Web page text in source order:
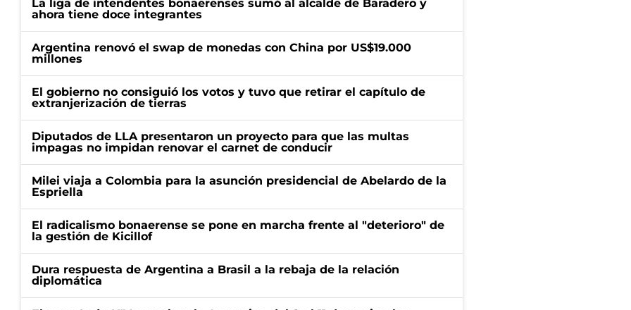
La liga de intendentes bonaerenses sumó al alcalde de Baradero y
ahora tiene doce integrantes
Argentina renovó el swap de monedas con China por US$19.000
millones
El gobierno no consiguió los votos y tuvo que retirar el capítulo de
extranjerización de tierras
Diputados de LLA presentaron un proyecto para que las multas
impagas no impidan renovar el carnet de conducir
Milei viaja a Colombia para la asunción presidencial de Abelardo de la
Espriella
El radicalismo bonaerense se pone en marcha frente al "deterioro" de
la gestión de Kicillof
Dura respuesta de Argentina a Brasil a la rebaja de la relación
diplomática